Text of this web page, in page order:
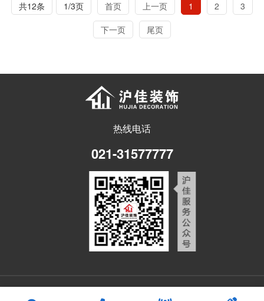
共12条 1/3页 首页 上一页 1 2
3
下一页
尾页
热线电话
021-31577777
Copyright 2024 沪佳装饰